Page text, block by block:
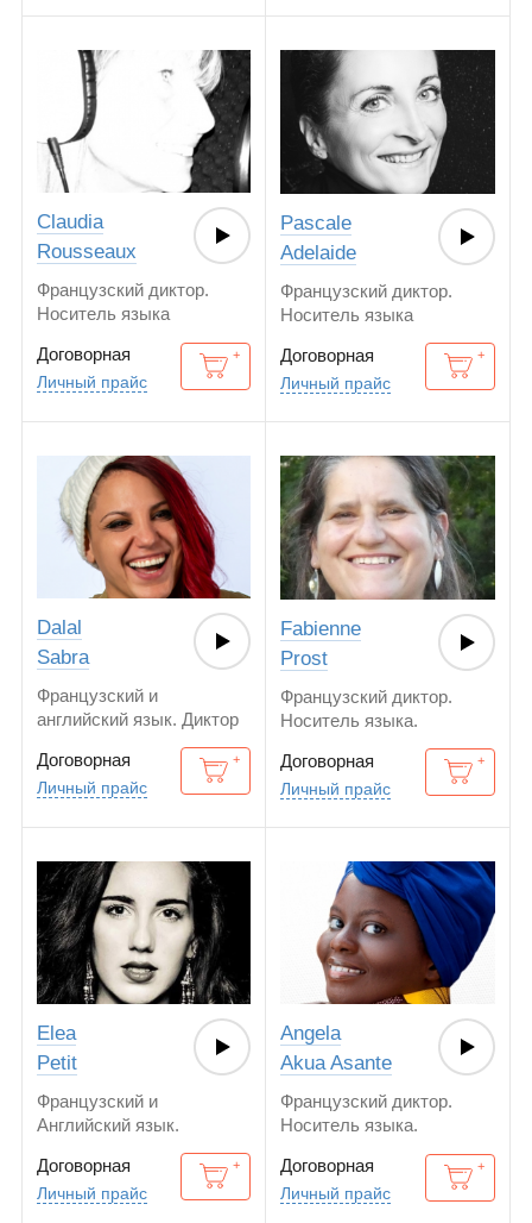
Claudia
Rousseaux
Французский диктор.
Носитель языка
Договорная
Личный прайс
Pascale
Adelaide
Французский диктор.
Носитель языка
Договорная
Личный прайс
Dalal
Sabra
Французский и
английский язык. Диктор
Билингвист.
Договорная
Личный прайс
Fabienne
Prost
Французский диктор.
Носитель языка.
Договорная
Личный прайс
Elea
Petit
Французский и
Английский язык.
Носитель французского
языка.
Договорная
Личный прайс
Angela
Akua Asante
Французский диктор.
Носитель языка.
Договорная
Личный прайс